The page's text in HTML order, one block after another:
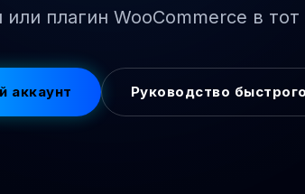
плагин WooCommerce в
аккаунт Руководство